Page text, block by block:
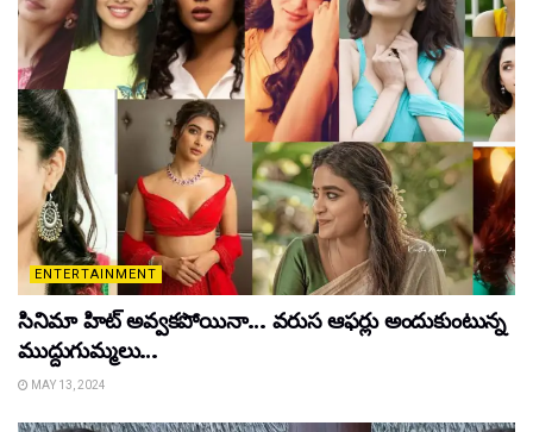
ENTERTAINMENT
సినిమా హిట్ అవ్వకపోయినా… వరుస ఆఫర్లు అందుకుంటున్న
ముద్దుగుమ్మలు…
MAY 13, 2024